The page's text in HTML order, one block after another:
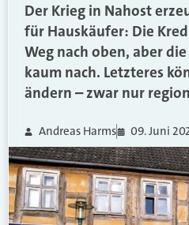
Der Krieg in Nahost
für Hauskäufer: Die
Weg nach oben, aber
kaum nach. Letzteres
ändern – zwar nur
Andreas Harms 09. Juni